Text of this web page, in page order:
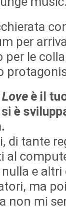
per
le
è il
è
di tante
al
e altri
ma
non mi